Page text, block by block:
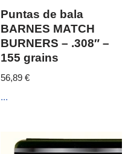
Puntas de bala
BARNES MATCH
BURNERS – .308″ –
155 grains
56,89€
...